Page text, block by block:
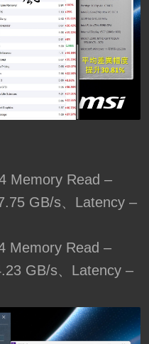
Memory Read –
GB/s、Latency –
Memory Read –
GB/s、Latency –